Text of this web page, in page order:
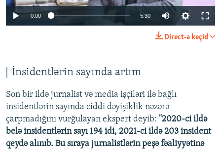
0:00 5:30
1080p
Direct-ə keçid
İnsidentlərin sayında artım
Son bir ildə jurnalist və media işçiləri ilə bağlı
insidentlərin sayında ciddi dəyişiklik nəzərə
çarpmadığını vurğulayan ekspert deyib: "2020-ci ildə
belə insidentlərin sayı 194 idi, 2021-ci ildə 203 insident
qeydə alınıb. Bu sıraya jurnalistlərin peşə fəaliyyətinə